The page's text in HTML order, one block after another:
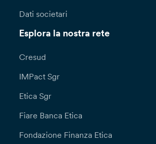
Dati societari
Esplora la nostra rete
Cresud
IMPact Sgr
Etica Sgr
Fiare Banca Etica
Fondazione Finanza Etica